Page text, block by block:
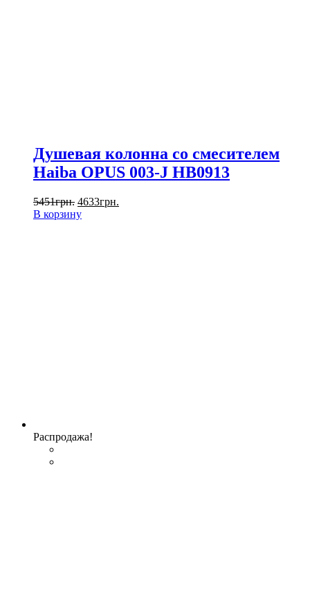
Душевая колонна со смесителем
Haiba OPUS 003-J HB0913
5451грн. 4633грн.
В корзину
Распродажа!